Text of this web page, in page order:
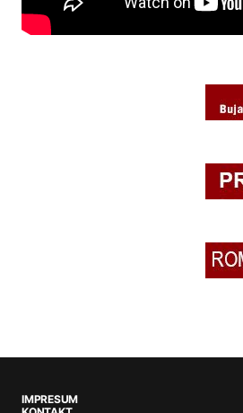
IMPRESUM